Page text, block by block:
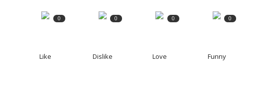
0
Like
0
Dislike
0
Love
0
Funny